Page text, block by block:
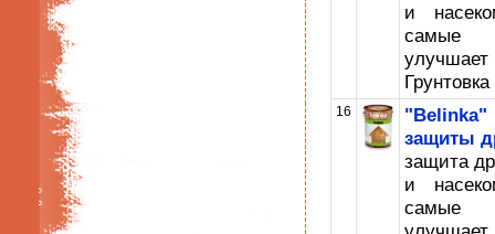
и
самые
улучшает
16
"Belinka"
защиты
защита
и
самые